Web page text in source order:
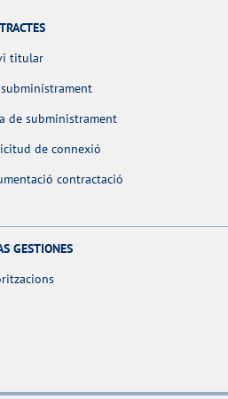
titular
de subministrament
de connexió
contractació
GESTIONES